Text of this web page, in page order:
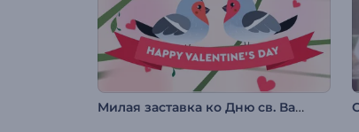
Милая заставка ко Дню св. Валентина